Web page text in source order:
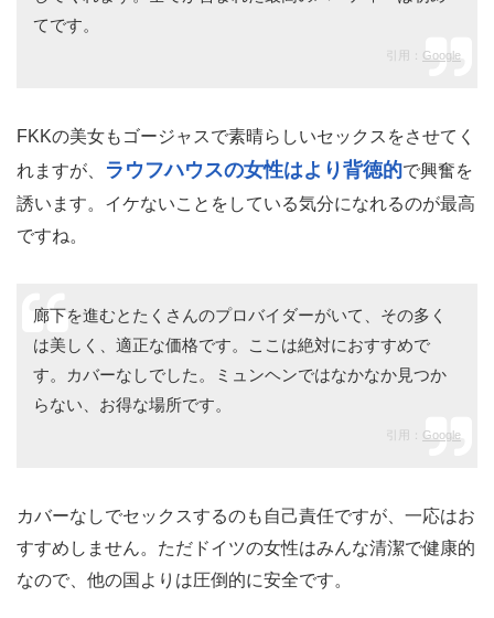
てです。
引用： Google
FKKの美女もゴージャスで素晴らしいセックスをさせてく
れますが、
ラウフハウスの女性はより背徳的で興奮を
誘います。イケないことをしている気分になれるのが最高
ですね。
廊下を進むとたくさんのプロバイダーがいて、その多く
は美しく、適正な価格です。ここは絶対におすすめで
す。カバーなしでした。ミュンヘンではなかなか見つか
らない、お得な場所です。
引用： Google
カバーなしでセックスするのも自己責任ですが、一応はお
すすめしません。ただドイツの女性はみんな清潔で健康的
なので、他の国よりは圧倒的に安全です。